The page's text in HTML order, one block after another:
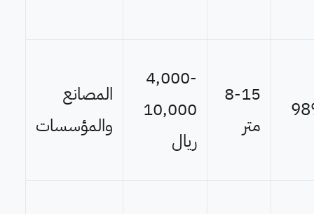
8-15
متر
4,000-
10,000
ريال
المصانع
والمؤسسات